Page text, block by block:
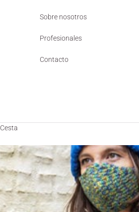
Sobre nosotros
Profesionales
Contacto
Cesta